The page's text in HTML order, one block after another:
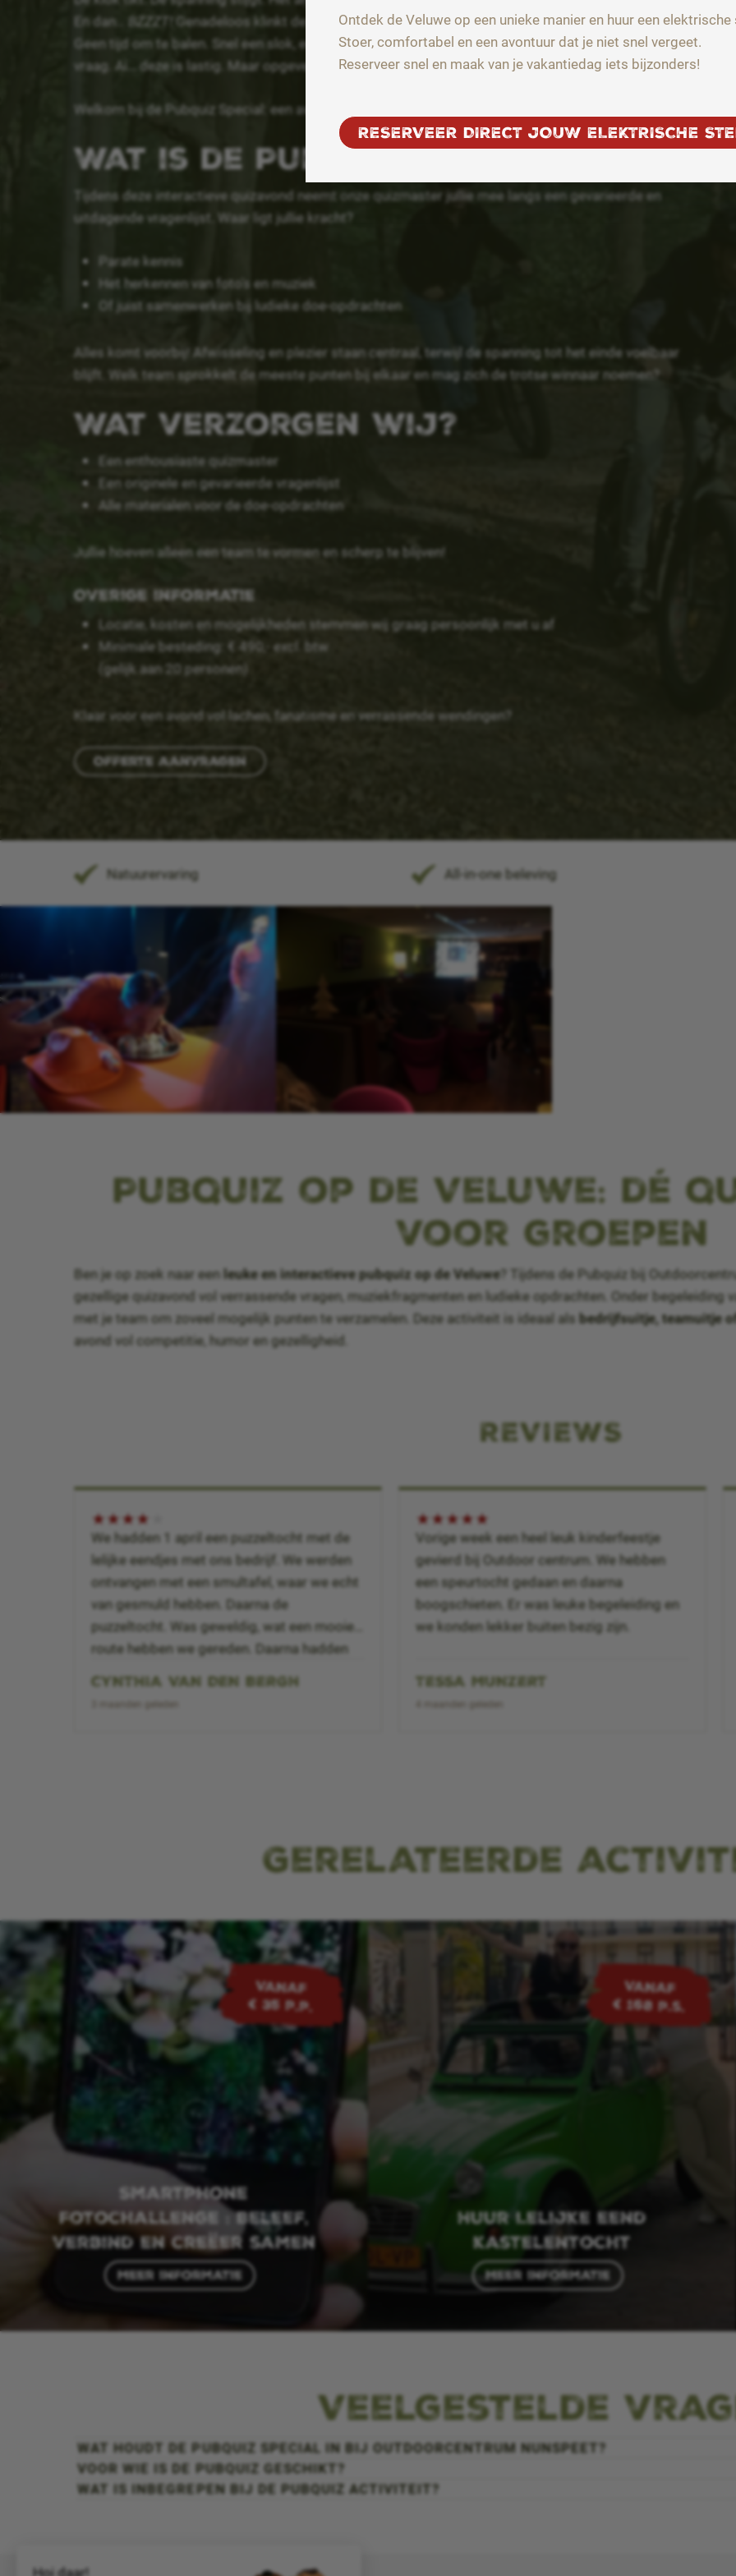
En dan… BZZZT!
Genadeloos klinkt de zoemer: “Zero points.”
Geen tijd om te balen. Snel een slok, een knipoog naar je buurman en daar klinkt alweer de volgende
vraag. Ai… deze is lastig. Maar opgeven? Absoluut niet!
Welkom bij de Pubquiz Special: een avond vol gezelligheid, competitie en verrassende vragen.
Wat is de Pubquiz Special?
Tijdens deze interactieve quizavond neemt onze quizmaster jullie mee langs een gevarieerde en
uitdagende vragenlijst. Waar ligt jullie kracht?
Parate kennis
Het herkennen van foto's en muziek
Of juist samenwerken bij ludieke doe-opdrachten
Alles komt voorbij! Afwisseling en plezier staan centraal, terwijl de spanning tot het einde voelbaar
blijft. Welk team sprokkelt de meeste punten bij elkaar en mag zich de trotse winnaar noemen?
Wat verzorgen wij?
Een enthousiaste quizmaster
Een originele en gevarieerde vragenlijst
Alle materialen voor de doe-opdrachten
Jullie hoeven alleen een team te vormen en scherp te blijven!
Overige informatie
Locatie, kosten en mogelijkheden stemmen wij graag persoonlijk met u af
Minimale besteding: € 490,- excl. btw
(gelijk aan 20 personen)
Klaar voor een avond vol lachen, fanatisme en verrassende wendingen?
Offerte aanvragen
Natuurervaring All-in-one beleving
Pubquiz op de Veluwe: dé
voor groepen
Ben je op zoek naar eenleuke en interactieve pubquiz op de Veluwe? Tijdens de Pubquiz bij
gezellige quizavond vol verrassende vragen, muziekfragmenten en ludieke opdrachten. Onder begeleiding
met je team om zoveel mogelijk punten te verzamelen. Deze activiteit is ideaal alsbedrijfsuitje, teamuitje
avond vol competitie, humor en gezelligheid.
REVIEWS
★ ★ ★ ★
We hadden 1 april een puzzeltocht met de
lelijke eendjes met ons bedrijf. We werden
ontvangen met een smultafel, waar we echt
van gesmuld hebben. Daarna de
puzzeltocht. Was geweldig, wat een mooie
route hebben we gereden. Daarna hadden
alleen wel jammer was, is dat er na de
CYNTHIA VAN DEN BERGH
3 maanden geleden
★ ★ ★ ★ ★
Vorige week een heel leuk kinderfeestje
gevierd bij Outdoor centrum. We hebben
een speurtocht gedaan en daarna
boogschieten. Er was leuke begeleiding en
we konden lekker buiten bezig zijn.
TESSA MUNZERT
4 maanden geleden
Gerelateerde
Smartphone
Fotochallenge : Beleef,
verbind en creëer samen
Meer informatie
VANAF
€ 35 p.p.
Huur Lelijke eend
kastelentocht
Meer informatie
VANAF
€ 168 p.s.
Veelgestelde
WAT HOUDT DE PUBQUIZ SPECIAL IN BIJ OUTDOORCENTRUM NUNSPEET?
VOOR WIE IS DE PUBQUIZ GESCHIKT?
WAT IS INBEGREPEN BIJ DE PUBQUIZ ACTIVITEIT?
Ontdek de Veluwe op een unieke manier en huur een elektrische
Stoer, comfortabel en een avontuur dat je niet snel vergeet.
Reserveer snel en maak van je vakantiedag iets bijzonders!
RESERVEER DIRECT JOUW ELEKTRISCHE